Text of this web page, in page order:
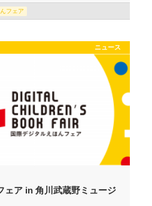
フェア
ニュース
ェア in 角川武蔵野ミュージ